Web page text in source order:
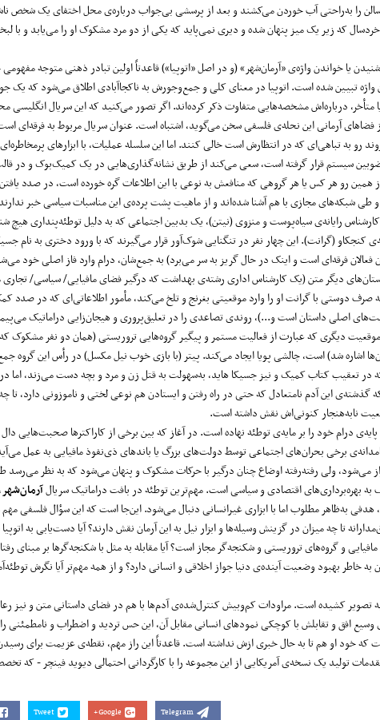
را به‌راحتی آب خوردن می‌کشند و بعد از پرسشی بی‌جواب درباره‌ی محل اختفای یک شخص
که زیر یک میز پنهان شده و دیری نمی‌پاید که یکی از دو مرد مشکوک او را می‌یابد و با
یا خواندن واژه‌ی «آرمان‌شهر» (و در اصل «اتوپیا») قاعدتاً اولین تبادر ذهنی متوجه
واژه تبیین شده است. اتوپیا در معنای کلی و جمع‌وجورش به ناکجاآبادی اطلاق می‌شود که یک
متأخر، درباره‌اش مشخصه‌هایی متفاوت ذکر کرده‌اند. اگر تصور می‌کنید که این سریال انگلیسی
آرمانی این نحله‌ی فلسفی سخن می‌گوید، اشتباه است. عنوان سریال مربوط به فرقه‌ای
به تباهی‌ای که در انتظارش است خالی کنند. اما این سلسله عملیات، با ابزارهای پرمخاطره‌ای
سیستم قرار گرفته است، سعی می‌کند از طریق نشانه‌گذاری‌هایی در یک کمیک‌بوک و در
همین رو هر کس یا هر گروهی که منافعش به نوعی با این اطلاعات گره خورده است، در صدد
طی شبکه‌های مجازی با هم آشنا شده‌اند و از ماهیت پشت پرده‌ی این مناسبات سیاسی خبر ندارند
رایانه‌ی سیاه‌پوست و منزوی (نیتن)، یک بدبین اجتماعی که به دلیل توطئه‌پنداری هیچ
از خود در هیچ جا باقی نگذاشته است (ویلسن)، و یک پسربچه‌ی ۱۱ ساله‌ی کنجکاو (گرانت). این چهار نفر در تنگنایی شوک‌آور قرار می‌گیرند که با ورود دختری به
فعالان فرقه‌ای است و اینک در حال گریز به سر می‌برد) به جمع‌شان، درام وارد فاز اصلی خود
دیگر متن (یک کار‌شناس اداری رشته‌ی بهداشت که درگیر فضای مافیایی/ سیاسی/
که صرف دوستی با گرانت او را وارد موقعیتی بغرنج و تلخ می‌کند، مأمور اطلاعاتی‌ای که در صدد
اصلی داستان است و...)، روندی تصاعدی را در تعلیق‌پروری و هیجان‌زایی دراماتیک
دیگری که عبارت از فعالیت مستمر و پیگیر گروه‌هایی تروریستی (همان دو نفر مشکوک که
اشاره شد) است، چالشی پویا ایجاد می‌کند. پیتر (با بازی خوب نیل مکسل) در رأس این گروه
در تعقیب کتاب کمیک و نیز جسیکا هاید، به‌سهولت به قتل زن و مرد و بچه دست می‌زند، اما
این آدم نامتعادل که حتی در راه رفتن و ایستادن هم نوعی لختی و ناموزونی دارد، تا
نابه‌هنجار کنونی‌اش نقش داشته است.
پایه‌ی درام خود را بر مایه‌ی توطئه نهاده است. در آغاز که بین برخی از کاراکتر‌ها صحبت‌هایی
برخی بحران‌های اجتماعی توسط دولت‌های بزرگ یا باندهای ذی‌نفوذ مافیایی به عمل
ولی رفته‌رفته اوضاع چنان درگیر با حرکات مشکوک و پنهان می‌شود که به نظر می‌رسد
بهره‌برداری‌های اقتصادی و سیاسی است. مهم‌ترین توطئه در بافت دراماتیک سریالآرمان‌شهر
به‌ظاهر مطلوب اما با ابزاری غیرانسانی دنبال می‌شود. این‌جا است که این سؤال فلسفی مهم
تا چه میزان در گزینش وسیله‌ها و ابزار نیل به این آرمان نقش دارند؟ آیا دست‌یابی به
و گروه‌های تروریستی و شکنجه‌گر مجاز است؟ آیا مقابله به مثل با شکنجه‌گر‌ها بر مبنای
بهبود وضعیت آینده‌ی دنیا جواز اخلاقی و انسانی دارد؟ و از همه مهم‌تر آیا نگرش
به تصویر کشیده است. مراودات کم‌وبیش کنترل‌شده‌ی آدم‌ها با هم در فضای داستانی متن و نیز
افق و تقابلش با کوچکی نمودهای انسانی مقابل آن، این حس تردید و اضطراب و نامطمئنی
خود او هم تا به حال خبری ازش نداشته است. قاعدتاً این راز مهم، نقطه‌ی عزیمت برای
تولید یک نسخه‌ی آمریکایی از این مجموعه را با کارگردانی احتمالی دیوید فینچر - که
Tweet Google+ Telegram